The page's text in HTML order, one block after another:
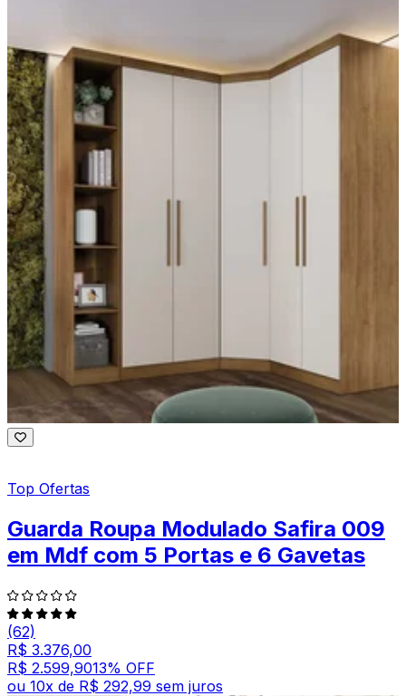
Top Ofertas
Guarda Roupa Modulado Safira 009
em Mdf com 5 Portas e 6 Gavetas
(62)
R$ 3.376,00
R$ 2.599,9013% OFF
ou 10x de R$ 292,99 sem juros